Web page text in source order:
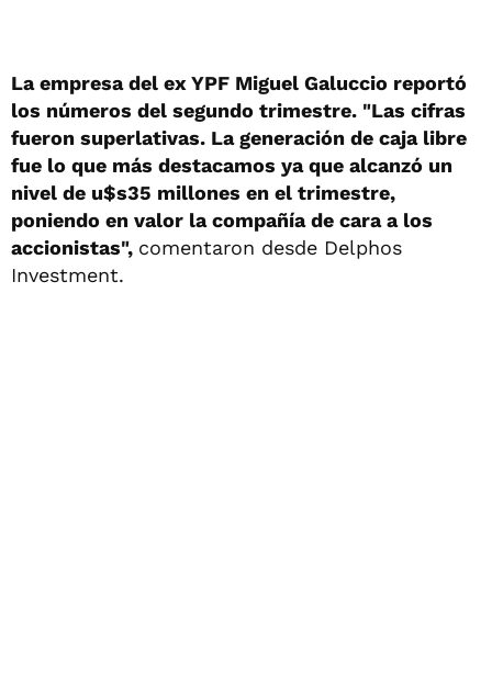
La empresa del ex YPF Miguel Galuccio reportó
los números del segundo trimestre. "Las cifras
fueron superlativas. La generación de caja libre
fue lo que más destacamos ya que alcanzó un
nivel de u$s35 millones en el trimestre,
poniendo en valor la compañía de cara a los
accionistas", comentaron desde Delphos
Investment.